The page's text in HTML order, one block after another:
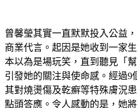
商業代言。起因是她收到一家
本以為是場玩笑，直到聽見「
引發她的關注與使命感。經過
其對燒燙傷及乾癬等特殊膚況
點頭答應。令人感動的是，她
必要成本後全數捐出，幫助更